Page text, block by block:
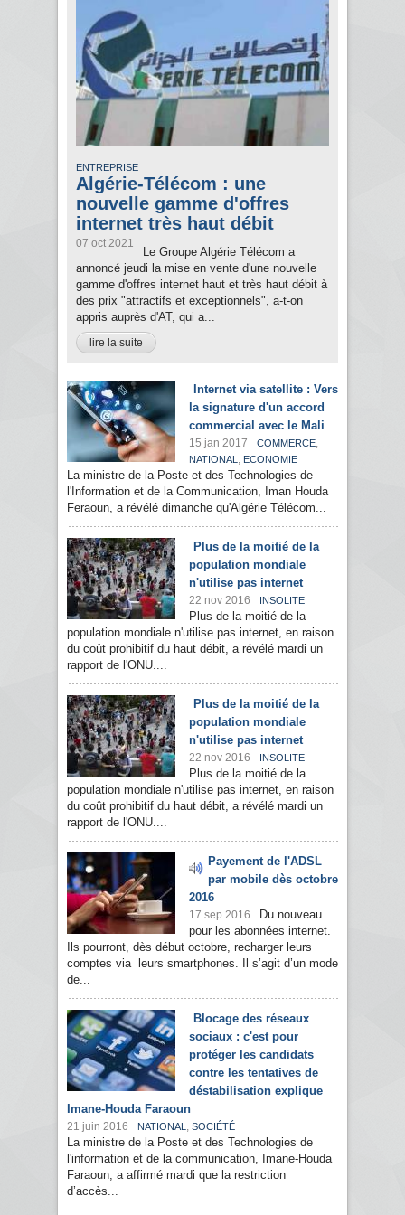
ENTREPRISE
Algérie-Télécom : une
nouvelle gamme d'offres
internet très haut débit
07 oct 2021
Le Groupe Algérie Télécom a
annoncé jeudi la mise en vente d'une nouvelle
gamme d'offres internet haut et très haut débit à
des prix "attractifs et exceptionnels", a-t-on
appris auprès d'AT, qui a...
lire la suite
Internet via satellite : Vers
la signature d'un accord
commercial avec le Mali
15 jan 2017 COMMERCE,
NATIONAL , ECONOMIE
La ministre de la Poste et des Technologies de
l'Information et de la Communication, Iman Houda
Feraoun, a révélé dimanche qu'Algérie Télécom...
Plus de la moitié de la
population mondiale
n'utilise pas internet
22 nov 2016 INSOLITE
Plus de la moitié de la
population mondiale n'utilise pas internet, en raison
du coût prohibitif du haut débit, a révélé mardi un
rapport de l'ONU....
Plus de la moitié de la
population mondiale
n'utilise pas internet
22 nov 2016 INSOLITE
Plus de la moitié de la
population mondiale n'utilise pas internet, en raison
du coût prohibitif du haut débit, a révélé mardi un
rapport de l'ONU....
Payement de l'ADSL
par mobile dès octobre
2016
17 sep 2016
Du nouveau
pour les abonnées internet.
Ils pourront, dès début octobre, recharger leurs
comptes via leurs smartphones. Il s’agit d’un mode
de...
Blocage des réseaux
sociaux : c'est pour
protéger les candidats
contre les tentatives de
déstabilisation explique
Imane-Houda Faraoun
21 juin 2016 NATIONAL , SOCIÉTÉ
La ministre de la Poste et des Technologies de
l'information et de la communication, Imane-Houda
Faraoun, a affirmé mardi que la restriction
d’accès...